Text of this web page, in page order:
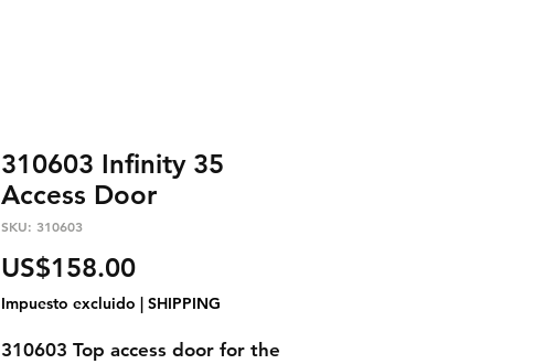
310603 Infinity 35
Access Door
SKU: 310603
US$158.00Precio
Impuesto excluido | SHIPPING
310603 Top access door for the